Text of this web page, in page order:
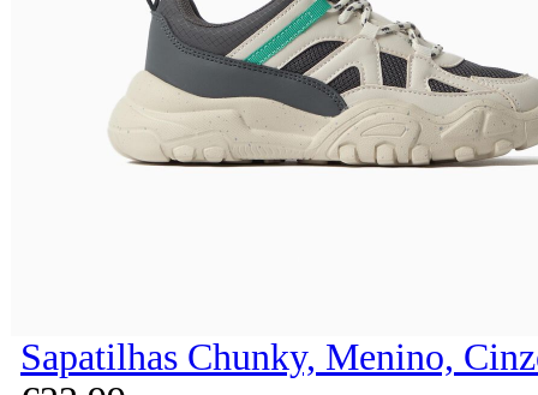
Sapatilhas Chunky, Menino,